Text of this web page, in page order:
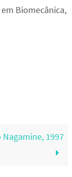
Biomecânica,
Nagamine, 1997